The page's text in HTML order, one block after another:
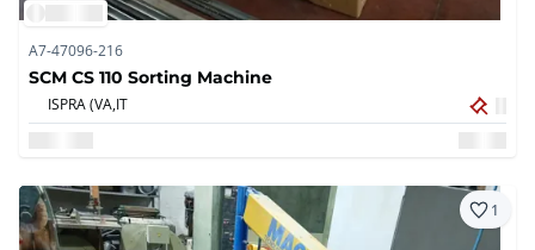
A7-47096-216
SCM CS 110 Sorting Machine
ISPRA (VA,IT
1